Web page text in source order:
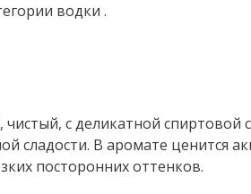
водки .
с деликатной спиртовой
сладости. В аромате ценится
посторонних оттенков.